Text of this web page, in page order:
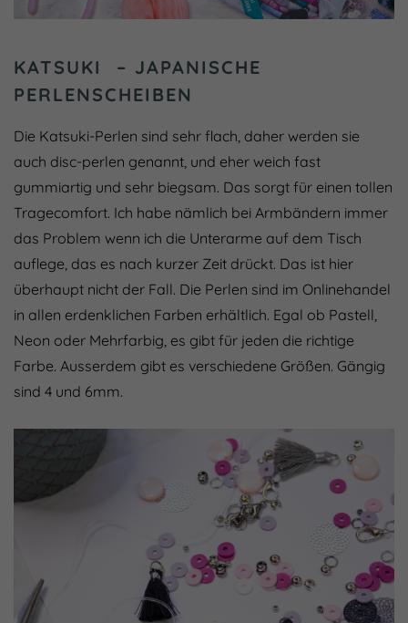
KATSUKI – JAPANISCHE
PERLENSCHEIBEN
Die Katsuki-Perlen sind sehr flach, daher werden sie
auch disc-perlen genannt, und eher weich fast
gummiartig und sehr biegsam. Das sorgt für einen tollen
Tragecomfort. Ich habe nämlich bei Armbändern immer
das Problem wenn ich die Unterarme auf dem Tisch
auflege, das es nach kurzer Zeit drückt. Das ist hier
überhaupt nicht der Fall. Die Perlen sind im Onlinehandel
in allen erdenklichen Farben erhältlich. Egal ob Pastell,
Neon oder Mehrfarbig, es gibt für jeden die richtige
Farbe. Ausserdem gibt es verschiedene Größen. Gängig
sind 4 und 6mm.